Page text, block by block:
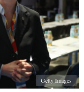
Getty Images